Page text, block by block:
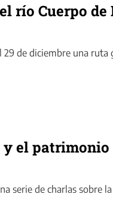
río Cuerpo
29 de diciembre una
el
serie de charlas